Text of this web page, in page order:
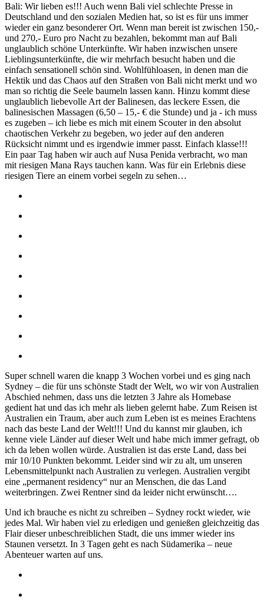
Bali: Wir lieben es!!! Auch wenn Bali viel schlechte Presse in
Deutschland und den sozialen Medien hat, so ist es für uns immer
wieder ein ganz besonderer Ort. Wenn man bereit ist zwischen 150,-
und 270,- Euro pro Nacht zu bezahlen, bekommt man auf Bali
unglaublich schöne Unterkünfte. Wir haben inzwischen unsere
Lieblingsunterkünfte, die wir mehrfach besucht haben und die
einfach sensationell schön sind. Wohlfühloasen, in denen man die
Hektik und das Chaos auf den Straßen von Bali nicht merkt und wo
man so richtig die Seele baumeln lassen kann. Hinzu kommt diese
unglaublich liebevolle Art der Balinesen, das leckere Essen, die
balinesischen Massagen (6,50 – 15,- € die Stunde) und ja - ich muss
es zugeben – ich liebe es mich mit einem Scouter in den absolut
chaotischen Verkehr zu begeben, wo jeder auf den anderen
Rücksicht nimmt und es irgendwie immer passt. Einfach klasse!!!
Ein paar Tag haben wir auch auf Nusa Penida verbracht, wo man
mit riesigen Mana Rays tauchen kann. Was für ein Erlebnis diese
riesigen Tiere an einem vorbei segeln zu sehen…
Super schnell waren die knapp 3 Wochen vorbei und es ging nach
Sydney – die für uns schönste Stadt der Welt, wo wir von Australien
Abschied nehmen, dass uns die letzten 3 Jahre als Homebase
gedient hat und das ich mehr als lieben gelernt habe. Zum Reisen ist
Australien ein Traum, aber auch zum Leben ist es meines Erachtens
nach das beste Land der Welt!!! Und du kannst mir glauben, ich
kenne viele Länder auf dieser Welt und habe mich immer gefragt, ob
ich da leben wollen würde. Australien ist das erste Land, dass bei
mir 10/10 Punkten bekommt. Leider sind wir zu alt, um unseren
Lebensmittelpunkt nach Australien zu verlegen. Australien vergibt
eine „permanent residency“ nur an Menschen, die das Land
weiterbringen. Zwei Rentner sind da leider nicht erwünscht….
Und ich brauche es nicht zu schreiben – Sydney rockt wieder, wie
jedes Mal. Wir haben viel zu erledigen und genießen gleichzeitig das
Flair dieser unbeschreiblichen Stadt, die uns immer wieder ins
Staunen versetzt. In 3 Tagen geht es nach Südamerika – neue
Abenteuer warten auf uns.